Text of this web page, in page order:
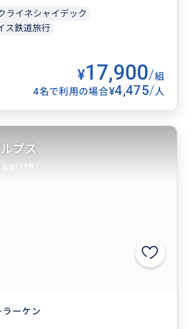
ライネシャイデック
ス鉄道旅行
¥17,900/組
4名で利用の場合¥4,475/人
ラーケン
プス
5.0 (11件)